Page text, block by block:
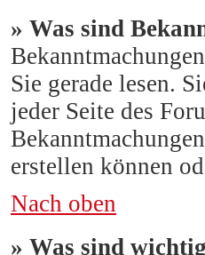
» Was sind
Sie gerade lesen.
jeder Seite des
erstellen können
Nach oben
» Was sind